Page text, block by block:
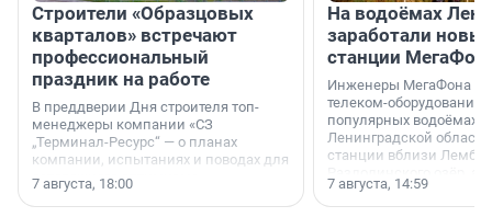
Строители «Образцовых
кварталов» встречают
профессиональный
праздник на работе
В преддверии Дня строителя топ-
менеджеры компании «СЗ
„Терминал-Ресурс“ — о планах
компании, испытаниях и поводах для
осторожного оптимизма.
7 августа, 18:00
На водоёмах
заработали
станции
Инженеры МегаФона
телеком-оборудование
популярных водоёмах
Ленинградской
станции вблизи
недалеко от Большого
водопада.
7 августа, 14:59